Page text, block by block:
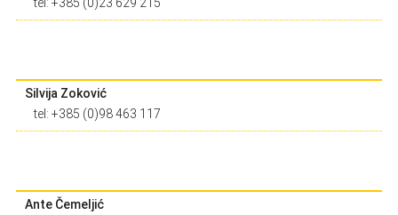
Silvija Zoković
tel: +385 (0)98 463 117
Ante Čemeljić